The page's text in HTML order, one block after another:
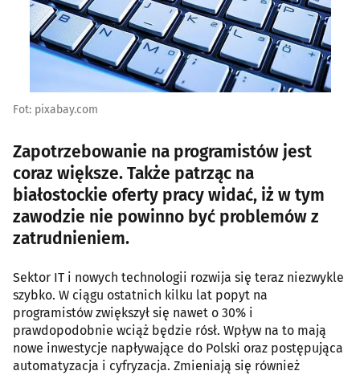
Fot: pixabay.com
Zapotrzebowanie na programistów jest
coraz większe. Także patrząc na
białostockie oferty pracy widać, iż w tym
zawodzie nie powinno być problemów z
zatrudnieniem.
Sektor IT i nowych technologii rozwija się teraz niezwykle
szybko. W ciągu ostatnich kilku lat popyt na
programistów zwiększył się nawet o 30% i
prawdopodobnie wciąż będzie rósł. Wpływ na to mają
nowe inwestycje napływające do Polski oraz postępująca
automatyzacja i cyfryzacja. Zmieniają się również